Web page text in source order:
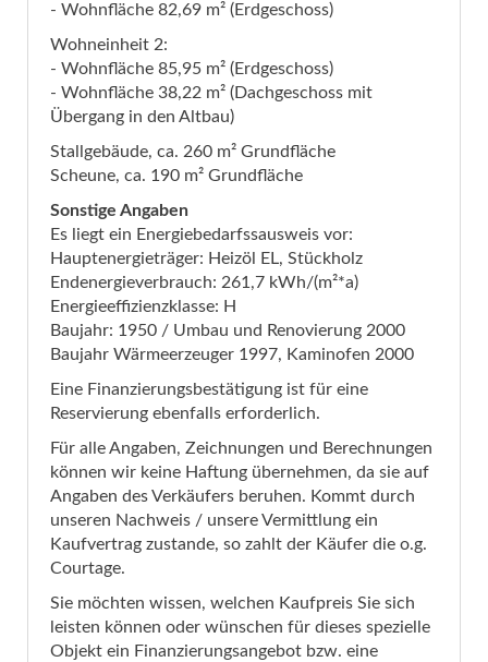
- Wohnfläche 82,69 m² (Erdgeschoss)
Wohneinheit 2:
- Wohnfläche 85,95 m² (Erdgeschoss)
- Wohnfläche 38,22 m² (Dachgeschoss mit
Übergang in den Altbau)
Stallgebäude, ca. 260 m² Grundfläche
Scheune, ca. 190 m² Grundfläche
Sonstige Angaben
Es liegt ein Energiebedarfssausweis vor:
Hauptenergieträger: Heizöl EL, Stückholz
Endenergieverbrauch: 261,7 kWh/(m²*a)
Energieeffizienzklasse: H
Baujahr: 1950 / Umbau und Renovierung 2000
Baujahr Wärmeerzeuger 1997, Kaminofen 2000
Eine Finanzierungsbestätigung ist für eine
Reservierung ebenfalls erforderlich.
Für alle Angaben, Zeichnungen und Berechnungen
können wir keine Haftung übernehmen, da sie auf
Angaben des Verkäufers beruhen. Kommt durch
unseren Nachweis / unsere Vermittlung ein
Kaufvertrag zustande, so zahlt der Käufer die o.g.
Courtage.
Sie möchten wissen, welchen Kaufpreis Sie sich
leisten können oder wünschen für dieses spezielle
Objekt ein Finanzierungsangebot bzw. eine